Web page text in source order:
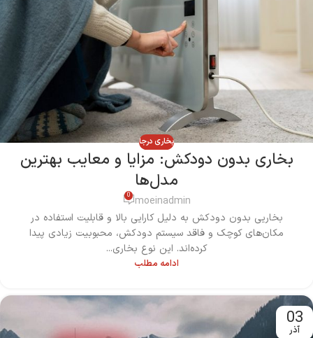
بخاری درجا
بخاری بدون دودکش: مزایا و معایب بهترین
مدل‌ها
moeinadmin
0
بخاریی بدون دودکش به دلیل کارایی بالا و قابلیت استفاده در
مکان‌های کوچک و فاقد سیستم دودکش، محبوبیت زیادی پیدا
کرده‌اند. این نوع بخاری‌...
ادامه مطلب
03
آذر